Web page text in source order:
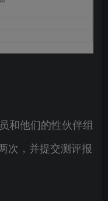
和他们的性伙伴组
次，并提交测评报